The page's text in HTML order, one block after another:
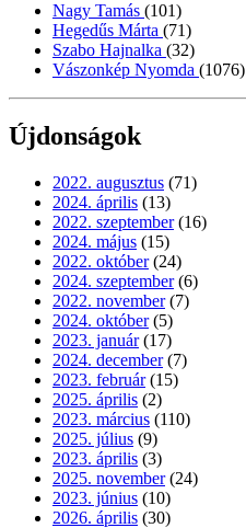
Nagy Tamás (101)
Hegedűs Márta (71)
Szabo Hajnalka (32)
Vászonkép Nyomda (1076)
Újdonságok
2022. augusztus (71)
2024. április (13)
2022. szeptember (16)
2024. május (15)
2022. október (24)
2024. szeptember (6)
2022. november (7)
2024. október (5)
2023. január (17)
2024. december (7)
2023. február (15)
2025. április (2)
2023. március (110)
2025. július (9)
2023. április (3)
2025. november (24)
2023. június (10)
2026. április (30)